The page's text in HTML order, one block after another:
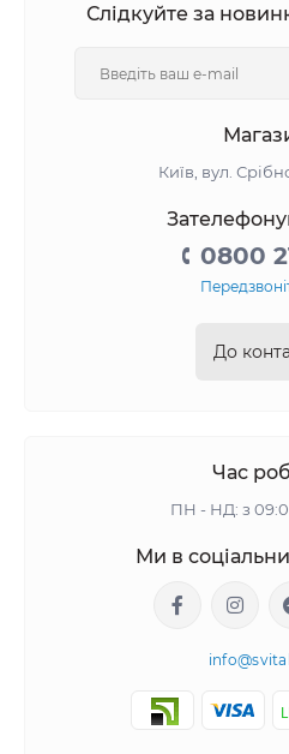
Слідкуйте за
Київ, вул.
0800
До
Час
ПН - НД: з
Ми в